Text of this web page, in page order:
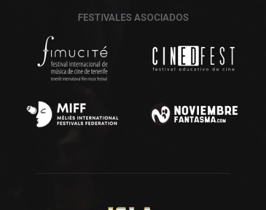
FESTIVALES ASOCIADOS